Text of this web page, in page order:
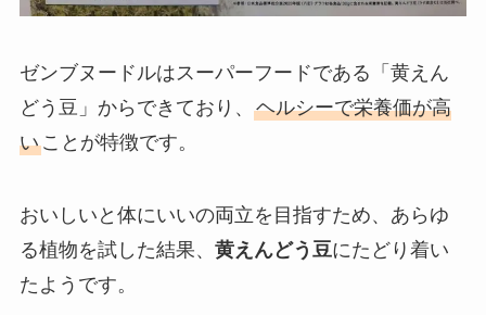
ゼンブヌードルはスーパーフードである「黄えん
どう豆」からできており、 ヘルシーで栄養価が高
いことが特徴です。
おいしいと体にいいの両立を目指すため、あらゆ
る植物を試した結果、 黄えんどう豆にたどり着い
たようです。